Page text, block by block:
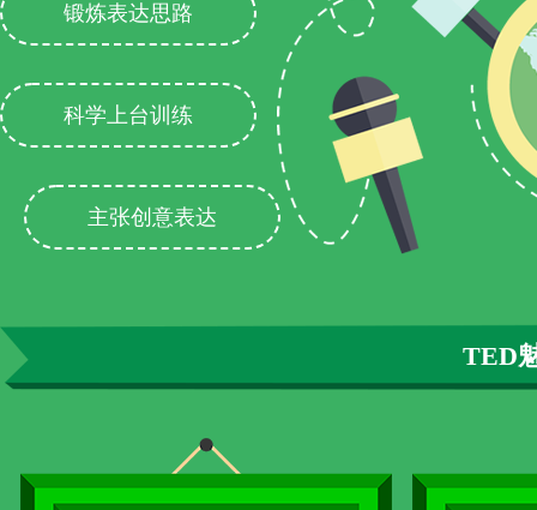
锻炼表达思路
科学上台训练
主张创意表达
TED